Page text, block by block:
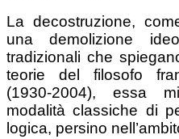
La decostruzione,
una demolizione
tradizionali che
teorie del filosofo
(1930-2004), essa
modalità classiche di
logica, persino